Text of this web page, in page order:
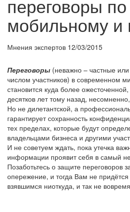
переговоры по
мобильному и
Мнения экспертов 12/03/2015
Переговоры (неважно – частные
числом участников) в современном
становится куда более
десятков лет тому назад, несомненно,
Но не дилетантской, а
гарантирует сохранность
тех пределах, которые будут
владельцами бизнеса и другими
И не советуем ждать, пока утечка
информации проявит себя в самый
Позаботьтесь о защите переговоров
опережение, и тогда Вам не
взявшимся ниоткуда, и так не